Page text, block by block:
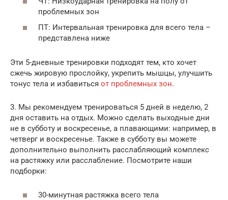
проблемных зон
ПТ: Интервальная тренировка для всего тела –
представлена ниже
Эти 5-дневные тренировки подходят тем, кто хочет
сжечь жировую прослойку, укрепить мышцы, улучшить
тонус тела и избавиться от проблемных зон.
3. Мы рекомендуем тренироваться 5 дней в неделю, 2
дня оставить на отдых. Можно сделать выходные дни
не в субботу и воскресенье, а плавающими: например, в
четверг и воскресенье. Также в субботу вы можете
дополнительно выполнить расслабляющий комплекс
на растяжку или расслабление. Посмотрите наши
подборки:
30-минутная растяжка всего тела